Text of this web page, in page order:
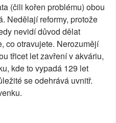
(čili kořen problému) obou
Nedělají reformy, protože
nevidí důvod dělat
co otravujete. Nerozumějí
třicet let zavření v akváriu,
kde to vypadá 129 let
se odehrává uvnitř.